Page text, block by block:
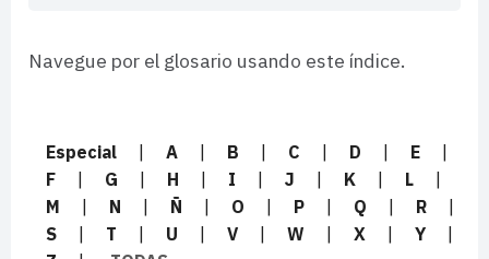
Navegue por el glosario usando este índice.
Especial A B C D E
F
G H I J K L
M
N Ñ O P Q R
S
T U V W X Y